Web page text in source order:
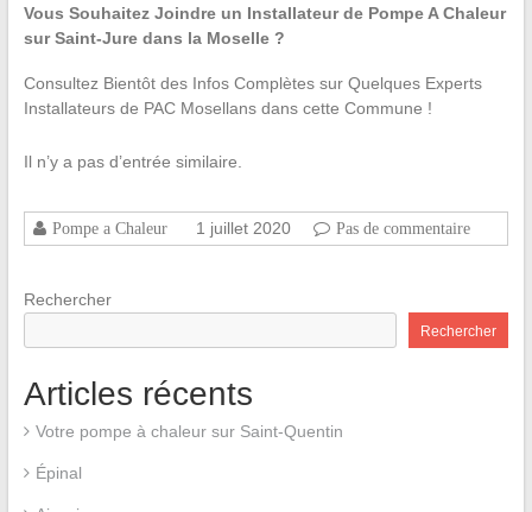
Vous Souhaitez Joindre un Installateur de Pompe A Chaleur
sur Saint-Jure dans la Moselle ?
Consultez Bientôt des Infos Complètes sur Quelques Experts
Installateurs de PAC Mosellans dans cette Commune !
Il n’y a pas d’entrée similaire.
Pompe a Chaleur 1 juillet 2020 Pas de commentaire
Rechercher
Rechercher
Articles récents
Votre pompe à chaleur sur Saint-Quentin
Épinal